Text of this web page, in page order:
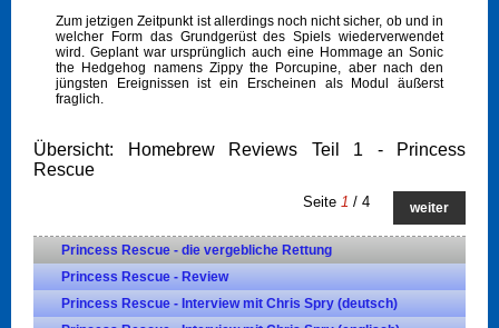
Zum jetzigen Zeitpunkt ist allerdings noch nicht sicher, ob und in
welcher Form das Grundgerüst des Spiels wiederverwendet
wird. Geplant war ursprünglich auch eine Hommage an Sonic
the Hedgehog namens Zippy the Porcupine, aber nach den
jüngsten Ereignissen ist ein Erscheinen als Modul äußerst
fraglich.
Übersicht: Homebrew Reviews Teil 1 - Princess
Rescue
Seite 1 / 4 weiter
Princess Rescue - die vergebliche Rettung
Princess Rescue - Review
Princess Rescue - Interview mit Chris Spry (deutsch)